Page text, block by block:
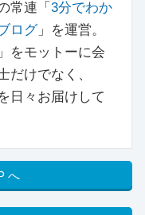
常連「 3分でわか
ログ」を運営。
をモットーに会
だけでなく、
日々お届けして
へ